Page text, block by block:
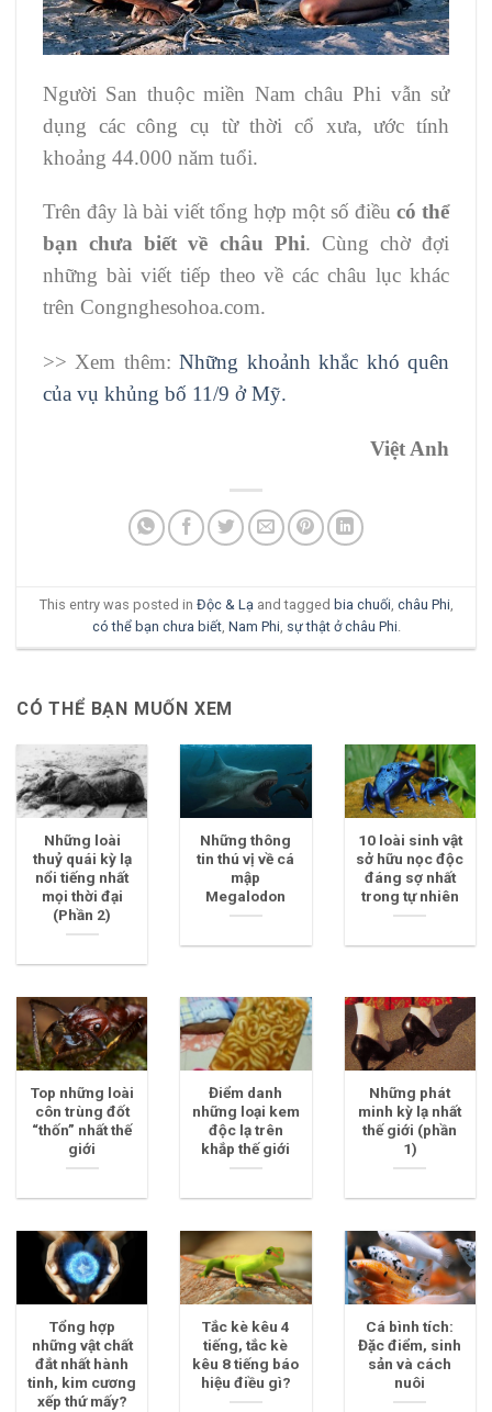
Người San thuộc miền Nam châu Phi vẫn sử
dụng các công cụ từ thời cổ xưa, ước tính
khoảng 44.000 năm tuổi.
Trên đây là bài viết tổng hợp một số điều có thể
bạn chưa biết về châu Phi. Cùng chờ đợi
những bài viết tiếp theo về các châu lục khác
trên Congnghesohoa.com.
>> Xem thêm:Những khoảnh khắc khó quên
của vụ khủng bố 11/9 ở Mỹ.
Việt Anh
This entry was posted in Độc & Lạand tagged bia chuối, châu Phi,
có thể bạn chưa biết, Nam Phi, sự thật ở châu Phi.
CÓ THỂ BẠN MUỐN XEM
Những loài
thuỷ quái kỳ lạ
nổi tiếng nhất
mọi thời đại
(Phần 2)
Những thông
tin thú vị về cá
mập
Megalodon
10 loài sinh vật
sở hữu nọc độc
đáng sợ nhất
trong tự nhiên
Top những loài
côn trùng đốt
“thốn” nhất thế
giới
Điểm danh
những loại kem
độc lạ trên
khắp thế giới
Những phát
minh kỳ lạ nhất
thế giới (phần
1)
Tổng hợp
những vật chất
đắt nhất hành
tinh, kim cương
xếp thứ mấy?
Tắc kè kêu 4
tiếng, tắc kè
kêu 8 tiếng báo
hiệu điều gì?
Cá bình tích:
Đặc điểm, sinh
sản và cách
nuôi